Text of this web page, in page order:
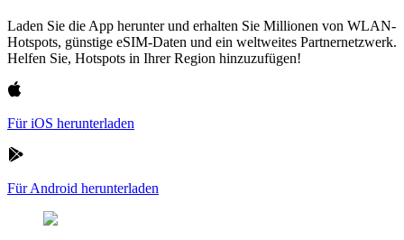
Laden Sie die App herunter und erhalten Sie Millionen von WLAN-
Hotspots, günstige eSIM-Daten und ein weltweites Partnernetzwerk.
Helfen Sie, Hotspots in Ihrer Region hinzuzufügen!
Für iOS herunterladen
Für Android herunterladen